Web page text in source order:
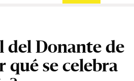
del Donante de
qué se celebra